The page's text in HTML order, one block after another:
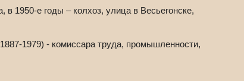
1950-е годы – колхоз, улица в Весьегонске,
1979) - комиссара труда, промышленности,